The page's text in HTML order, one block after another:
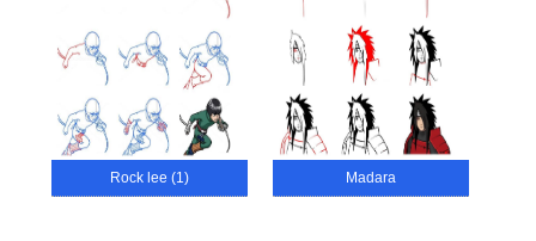
Rock lee (1) Madara